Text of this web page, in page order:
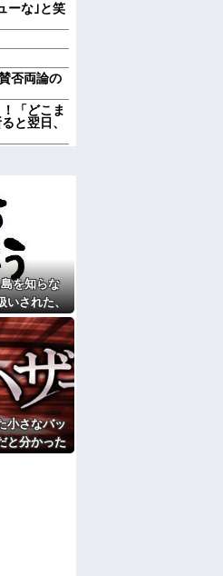
ーな｣と笑
否両論の
「どこま
と翌日、
かなくて
てるだ
接電話が
」と苦情
事実が…
撮った写
摘出 2度
ないんで
を知らな
いされた、
たのに
小さなバッ
と分かった